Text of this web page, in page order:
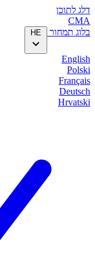
דלג לתוכן
CMA
בלוג תמחור HE
English
Polski
Français
Deutsch
Hrvatski